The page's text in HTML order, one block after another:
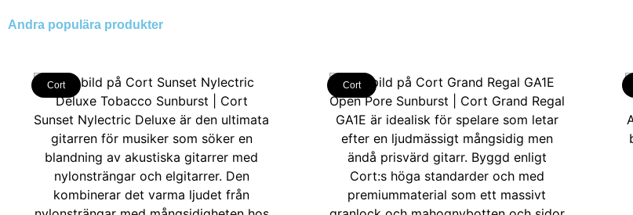
Andra populära produkter
Cort Cort